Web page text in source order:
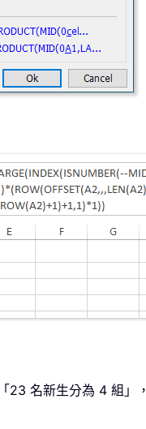
23 名新生分為 4 組」